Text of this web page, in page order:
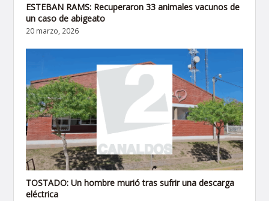
ESTEBAN RAMS: Recuperaron 33 animales vacunos de
un caso de abigeato
20 marzo, 2026
TOSTADO: Un hombre murió tras sufrir una descarga
eléctrica